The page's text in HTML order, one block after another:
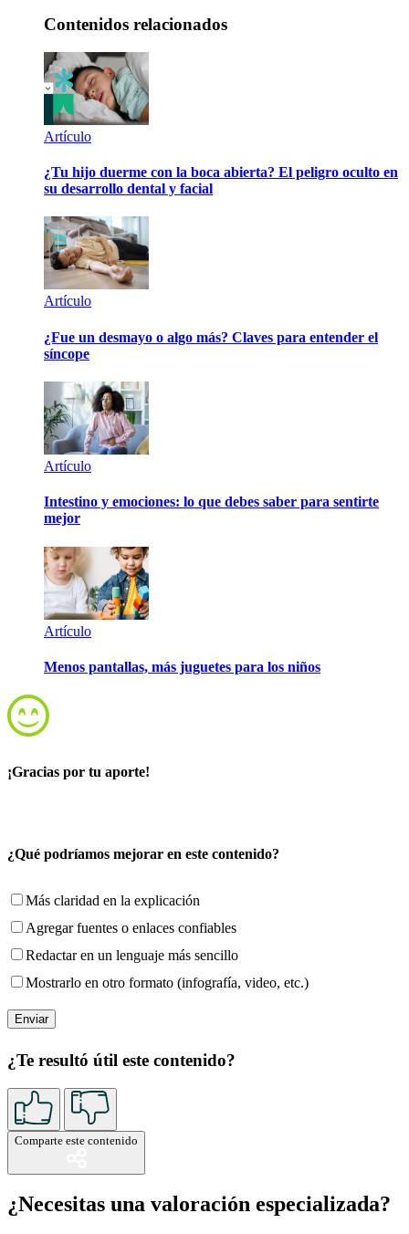
Contenidos relacionados
Artículo
¿Tu hijo duerme con la boca abierta? El peligro oculto en
su desarrollo dental y facial
Artículo
¿Fue un desmayo o algo más? Claves para entender el
síncope
Artículo
Intestino y emociones: lo que debes saber para sentirte
mejor
Artículo
Menos pantallas, más juguetes para los niños
¡Gracias por tu aporte!
¿Qué podríamos mejorar en este contenido?
Más claridad en la explicación
Agregar fuentes o enlaces confiables
Redactar en un lenguaje más sencillo
Mostrarlo en otro formato (infografía, video, etc.)
¿Te resultó útil este contenido?
Comparte este contenido
¿Necesitas una valoración especializada?